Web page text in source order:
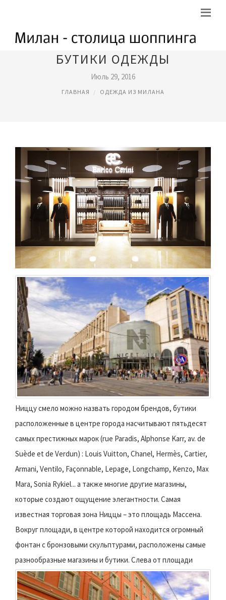
БУТИКИ ОДЕЖДЫ
Июль 29, 2016
ГЛАВНАЯ ОДЕЖДА ИЗ МИЛАНА
Ниццу смело можно назвать городом брендов, бутики
расположенные в центре города насчитывают пятьдесят
самых престижных марок (rue Paradis, Alphonse Karr, av. de
Suède et de Verdun) : Louis Vuitton, Chanel, Hermès, Cartier,
Armani, Ventilo, Façonnable, Lepage, Longchamp, Kenzo, Max
Mara, Sonia Rykiel... а также многие другие магазины,
которые создают ощущение элегантности. Самая
известная торговая зона Ниццы – это площадь Массена.
Вокруг площади, в центре которой находится огромный
фонтан с бронзовыми скульптурами, расположены самые
разнообразные магазины и бутики. Слева от площади